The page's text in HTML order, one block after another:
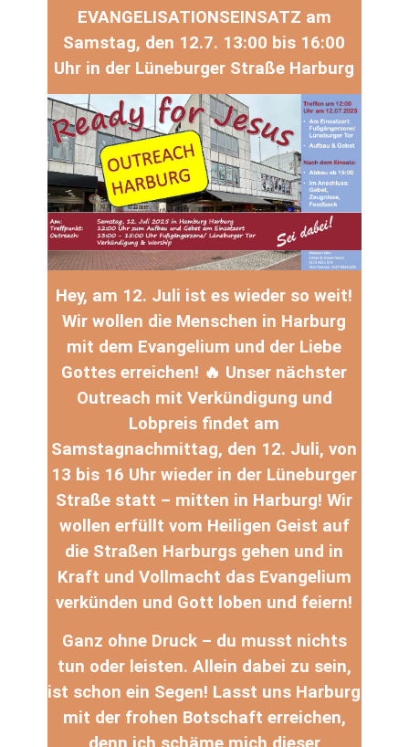
EVANGELISATIONSEINSATZ am
Samstag, den 12.7. 13:00 bis 16:00
Uhr in der Lüneburger Straße Harburg
Hey, am 12. Juli ist es wieder so weit!
Wir wollen die Menschen in Harburg
mit dem Evangelium und der Liebe
Gottes erreichen! 🔥 Unser nächster
Outreach mit Verkündigung und
Lobpreis findet am
Samstagnachmittag, den 12. Juli, von
13 bis 16 Uhr wieder in der Lüneburger
Straße statt – mitten in Harburg!Wir
wollen erfüllt vom Heiligen Geist auf
die Straßen Harburgs gehen und in
Kraft und Vollmacht das Evangelium
verkünden und Gott loben und feiern!
Ganz ohne Druck – du musst nichts
tun oder leisten. Allein dabei zu sein,
ist schon ein Segen! Lasst uns Harburg
mit der frohen Botschaft erreichen,